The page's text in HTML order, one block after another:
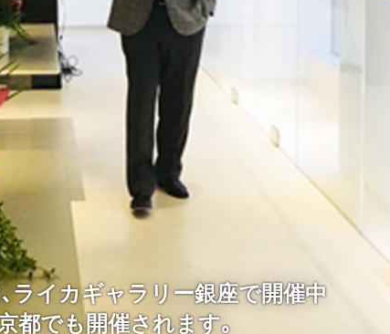
ライカギャラリー銀座で開催中
都でも開催されます｡